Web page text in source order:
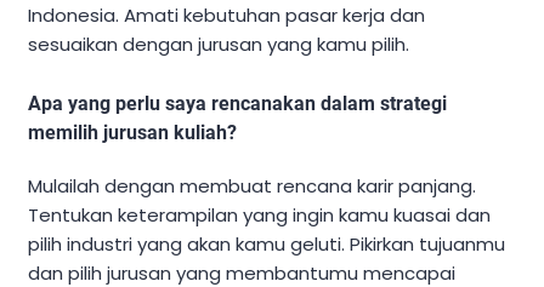
Indonesia. Amati kebutuhan pasar kerja dan
sesuaikan dengan jurusan yang kamu pilih.
Apa yang perlu saya rencanakan dalam strategi
memilih jurusan kuliah?
Mulailah dengan membuat rencana karir panjang.
Tentukan keterampilan yang ingin kamu kuasai dan
pilih industri yang akan kamu geluti. Pikirkan tujuanmu
dan pilih jurusan yang membantumu mencapai